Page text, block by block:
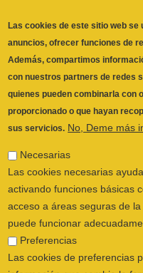
portabilidad de tus
Derecho de
eliminemos tus
necesarios para
consentimiento,
haya una
Si necesitas
derechos tienes
ejercerlos, te
Agencia Española
es la autoridad
protección de
Necesarias
Las cookies necesarias
activando funciones básicas
acceso a áreas seguras de
puede funcionar
Preferencias
Las cookies de preferencias
el aspecto que tiene, como
que usted se encuentra.
Estadística
Las cookies estadísticas
a comprender cómo
reuniendo y proporcionando
Marketing